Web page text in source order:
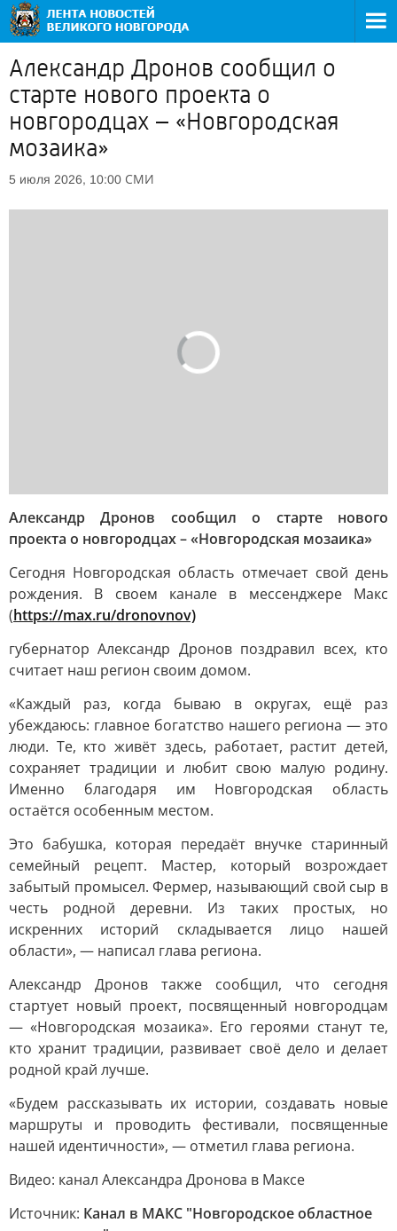
Александр Дронов сообщил о
старте нового проекта о
новгородцах – «Новгородская
мозаика»
5 июля 2026, 10:00 СМИ
Александр Дронов сообщил о старте нового
проекта о новгородцах – «Новгородская мозаика»
Сегодня Новгородская область отмечает свой день
рождения. В своем канале в мессенджере Макс
(https://max.ru/dronovnov)
губернатор Александр Дронов поздравил всех, кто
считает наш регион своим домом.
«Каждый раз, когда бываю в округах, ещё раз
убеждаюсь: главное богатство нашего региона — это
люди. Те, кто живёт здесь, работает, растит детей,
сохраняет традиции и любит свою малую родину.
Именно благодаря им Новгородская область
остаётся особенным местом.
Это бабушка, которая передаёт внучке старинный
семейный рецепт. Мастер, который возрождает
забытый промысел. Фермер, называющий свой сыр в
честь родной деревни. Из таких простых, но
искренних историй складывается лицо нашей
области», — написал глава региона.
Александр Дронов также сообщил, что сегодня
стартует новый проект, посвященный новгородцам
— «Новгородская мозаика». Его героями станут те,
кто хранит традиции, развивает своё дело и делает
родной край лучше.
«Будем рассказывать их истории, создавать новые
маршруты и проводить фестивали, посвященные
нашей идентичности», — отметил глава региона.
Видео: канал Александра Дронова в Максе
Источник: Канал в МАКС "Новгородское областное